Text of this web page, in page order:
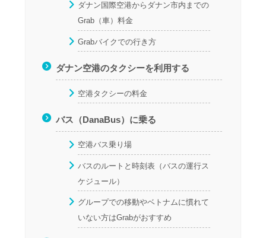
ダナン国際空港からダナン市内までの
Grab（車）料金
Grabバイクでの行き方
ダナン空港のタクシーを利用する
空港タクシーの料金
バス（DanaBus）に乗る
空港バス乗り場
バスのルートと時刻表（バスの運行ス
ケジュール）
グループでの移動やベトナムに慣れて
いない方はGrabがおすすめ